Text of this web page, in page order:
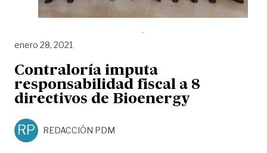
enero 28, 2021
Contraloría imputa
responsabilidad fiscal a 8
directivos de Bioenergy
RP REDACCIÓN PDM